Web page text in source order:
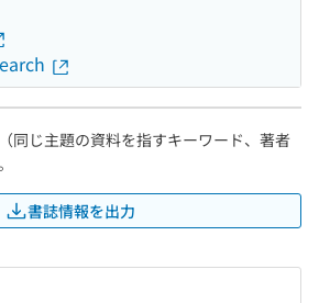
同じ主題の資料を指すキーワード、著者
書誌情報を出力